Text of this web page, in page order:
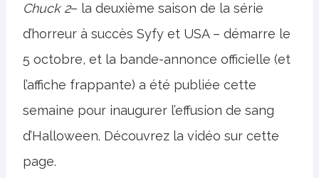
Chuck 2– la deuxième saison de la série
d’horreur à succès Syfy et USA – démarre le
5 octobre, et la bande-annonce officielle (et
l’affiche frappante) a été publiée cette
semaine pour inaugurer l’effusion de sang
d’Halloween. Découvrez la vidéo sur cette
page.